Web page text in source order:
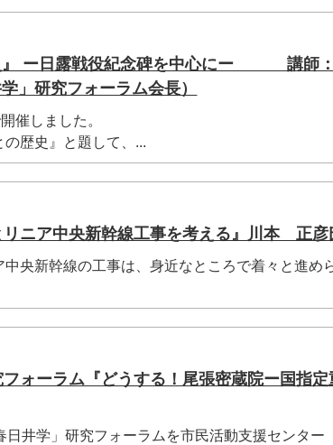
史』 ー日露戦役紀念碑を中心にー 講師
研究フォーラム会長）
催しました。
歴史』と題して、...
ニア中央新幹線工事を考える』川本 正彦
央新幹線の工事は、身近なところで着々と進め
ォーラム『どうする！尾張密蔵院ー国指定
日井学」研究フォーラムを市民活動支援センター